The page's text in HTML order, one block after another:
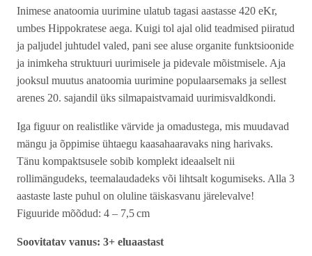
Inimese anatoomia uurimine ulatub tagasi aastasse 420 eKr,
umbes Hippokratese aega. Kuigi tol ajal olid teadmised piiratud
ja paljudel juhtudel valed, pani see aluse organite funktsioonide
ja inimkeha struktuuri uurimisele ja pidevale mõistmisele. Aja
jooksul muutus anatoomia uurimine populaarsemaks ja sellest
arenes 20. sajandil üks silmapaistvamaid uurimisvaldkondi.
Iga figuur on realistlike värvide ja omadustega, mis muudavad
mängu ja õppimise ühtaegu kaasahaaravaks ning harivaks.
Tänu kompaktsusele sobib komplekt ideaalselt nii
rollimängudeks, teemalaudadeks või lihtsalt kogumiseks. Alla 3
aastaste laste puhul on oluline täiskasvanu järelevalve!
Figuuride mõõdud: 4 – 7,5 cm
Soovitatav vanus: 3+ eluaastast